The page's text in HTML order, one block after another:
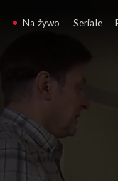
Na żywo Seriale